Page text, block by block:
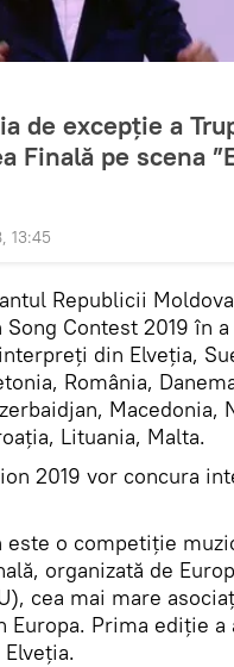
de excepție a
Finală pe scena
13:45
Republicii
Song Contest 2019 în
din Elveţia,
România,
Macedonia,
Lituania, Malta.
2019 vor concura
este o competiţie
organizată de
cea mai mare
Europa. Prima ediţie a